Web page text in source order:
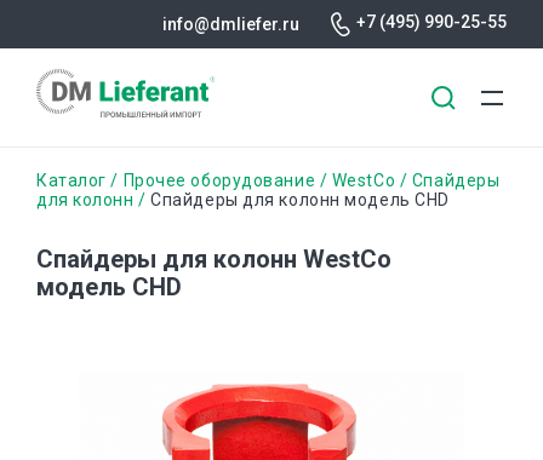
содержанию
info@dmliefer.ru +7 (495) 990-25-55
Строка
Каталог Прочее оборудование WestCo
Спайдеры
для колонн
Спайдеры для колонн модель СHD
Спайдеры для колонн WestCo
модель СHD